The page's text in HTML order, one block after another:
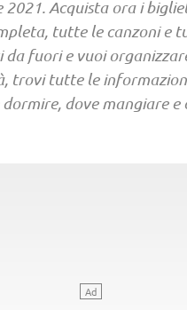
2021. Acquista ora i
tutte le canzoni e
da fuori e vuoi
trovi tutte le
dove mangiare e